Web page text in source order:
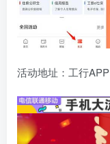
活动地址：工行APP